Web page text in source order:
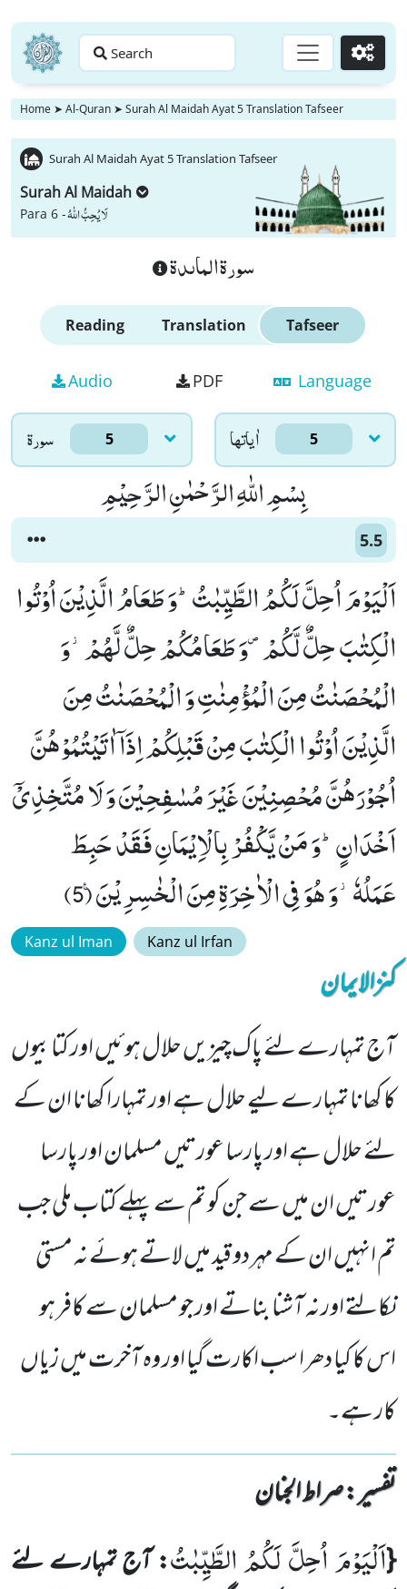
Search Go
Home ➤ Al-Quran ➤ Surah Al Maidah Ayat 5 Translation Tafseer
Surah Al Maidah Ayat 5 Translation Tafseer
Surah Al Maidah
Para 6 -لَا یُحِبُّ اللّٰهُ
سورة الماىدة
Reading Translation Tafseer
Audio PDF Language
سورۃ 5 اٰياتها 5
بِسْمِ اللّٰهِ الرَّحْمٰنِ الرَّحِیْمِ
5.5
اَلْیَوْمَ اُحِلَّ لَكُمُ الطَّیِّبٰتُؕ-وَ طَعَامُ الَّذِیْنَ اُوْتُوا
الْكِتٰبَ حِلٌّ لَّكُمْ۪-وَ طَعَامُكُمْ حِلٌّ لَّهُمْ٘-وَ
الْمُحْصَنٰتُ مِنَ الْمُؤْمِنٰتِ وَ الْمُحْصَنٰتُ مِنَ
الَّذِیْنَ اُوْتُوا الْكِتٰبَ مِنْ قَبْلِكُمْ اِذَاۤ اٰتَیْتُمُوْهُنَّ
اُجُوْرَهُنَّ مُحْصِنِیْنَ غَیْرَ مُسٰفِحِیْنَ وَ لَا مُتَّخِذِیْۤ
اَخْدَانٍؕ-وَ مَنْ یَّكْفُرْ بِالْاِیْمَانِ فَقَدْ حَبِطَ
عَمَلُهٗ٘-وَ هُوَ فِی الْاٰخِرَةِ مِنَ الْخٰسِرِیْنَ۠ (5)
Kanz ul Iman Kanz ul Irfan
کنزالایمان
آج تمہارے لئے پاک چیزیں حلال ہوئیں اور کتابیوں
کا کھانا تمہارے لیے حلال ہے اور تمہارا کھانا ان کے
لئے حلال ہے اور پارسا عورتیں مسلمان اور پارسا
عورتیں ان میں سے جن کو تم سے پہلے کتاب ملی جب
تم انہیں ان کے مہر دو قید میں لاتے ہوئے نہ مستی
نکالتے اور نہ آشنا بناتے اور جو مسلمان سے کافر ہو
اس کا کیا دھرا سب اکارت گیا اور وہ آخرت میں زیاں
کار ہے۔
تفسیر : ‎صراط الجنان
{اَلْیَوْمَ اُحِلَّ لَكُمُ الطَّیِّبٰتُ: آج تمہارے لئے